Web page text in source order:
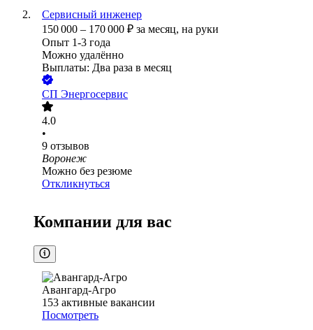
Сервисный инженер
150 000 – 170 000 ₽ за месяц, на руки
Опыт 1-3 года
Можно удалённо
Выплаты: Два раза в месяц
СП Энергосервис
4.0
•
9 отзывов
Воронеж
Можно без резюме
Откликнуться
Компании для вас
Авангард-Агро
153 активные вакансии
Посмотреть